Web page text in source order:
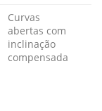
Curvas
abertas com
inclinação
compensada